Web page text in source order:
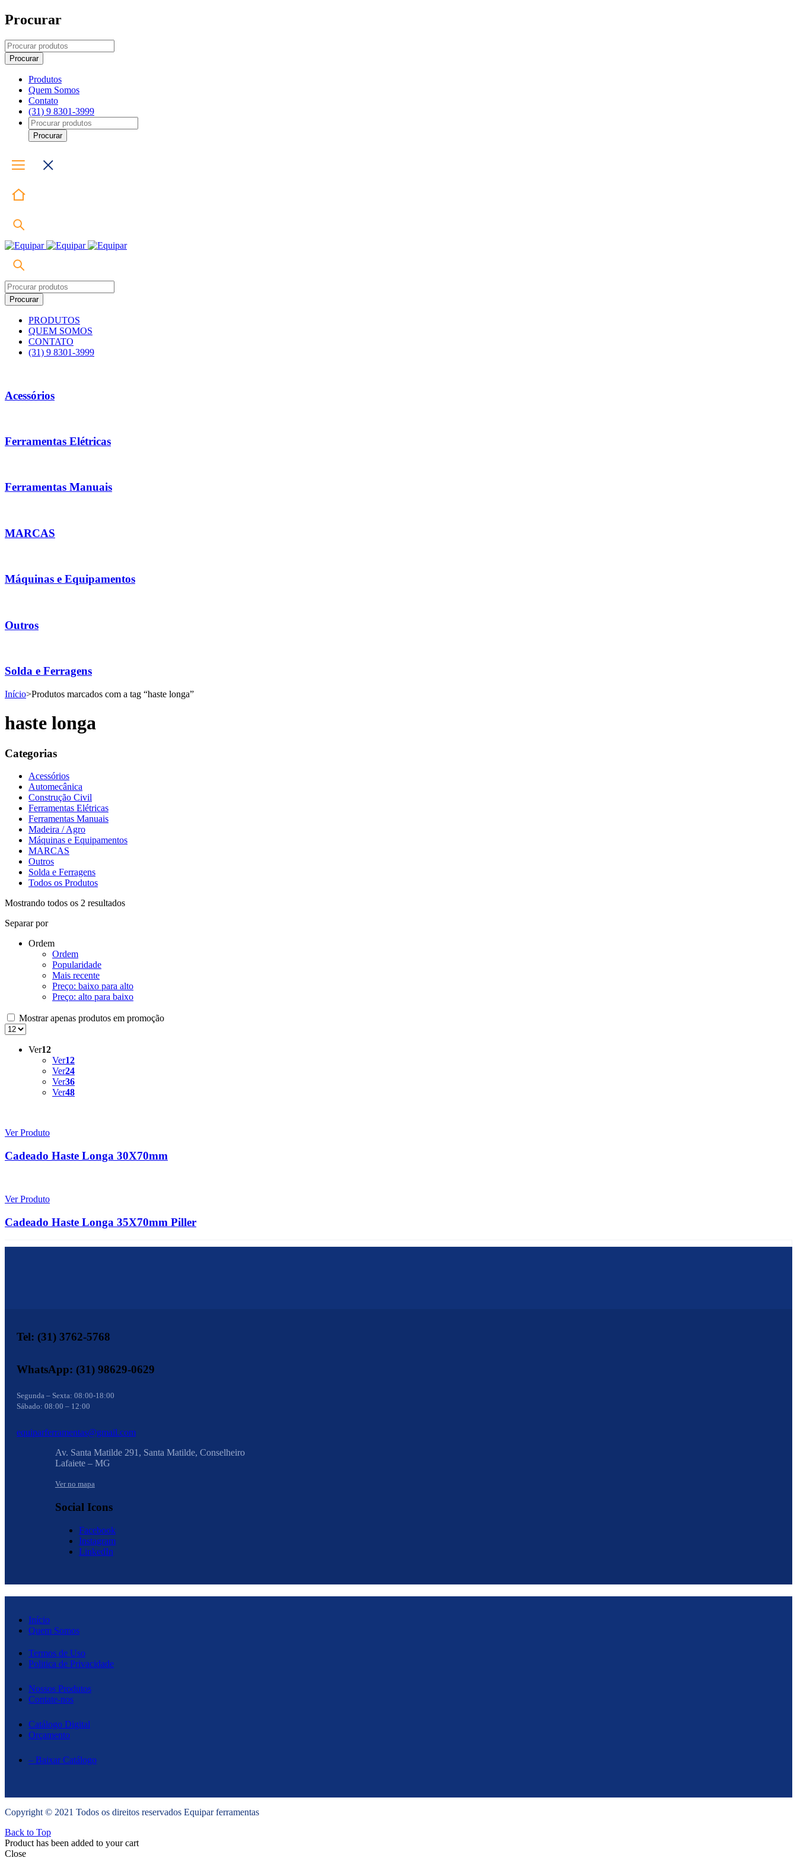
Procurar
Produtos
Quem Somos
Contato
(31) 9 8301-3999
PRODUTOS
QUEM SOMOS
CONTATO
(31) 9 8301-3999
Acessórios
Ferramentas Elétricas
Ferramentas Manuais
MARCAS
Máquinas e Equipamentos
Outros
Solda e Ferragens
Início>Produtos marcados com a tag “haste longa”
haste longa
Categorias
Acessórios
Automecânica
Construção Civil
Ferramentas Elétricas
Ferramentas Manuais
Madeira / Agro
Máquinas e Equipamentos
MARCAS
Outros
Solda e Ferragens
Todos os Produtos
Mostrando todos os 2 resultados
Separar por
Ordem
Ordem
Popularidade
Mais recente
Preço: baixo para alto
Preço: alto para baixo
Mostrar apenas produtos em promoção
Ver12
Ver12
Ver24
Ver36
Ver48
Ver Produto
Cadeado Haste Longa 30X70mm
Ver Produto
Cadeado Haste Longa 35X70mm Piller
Tel: (31) 3762-5768
WhatsApp: (31) 98629-0629
Segunda – Sexta: 08:00-18:00
Sábado: 08:00 – 12:00
equiparferramentas@gmail.com
Av. Santa Matilde 291, Santa Matilde, Conselheiro
Lafaiete – MG
Ver no mapa
Social Icons
Facebook
Instagram
LinkedIn
Início
Quem Somos
Termos de Uso
Politica de Privacidade
Nossos Produtos
Contate-nos
Catálogo Digital
Orçamento
– Baixar Catálogo
Copyright © 2021 Todos os direitos reservados Equipar ferramentas
Back to Top
Product has been added to your cart
Close